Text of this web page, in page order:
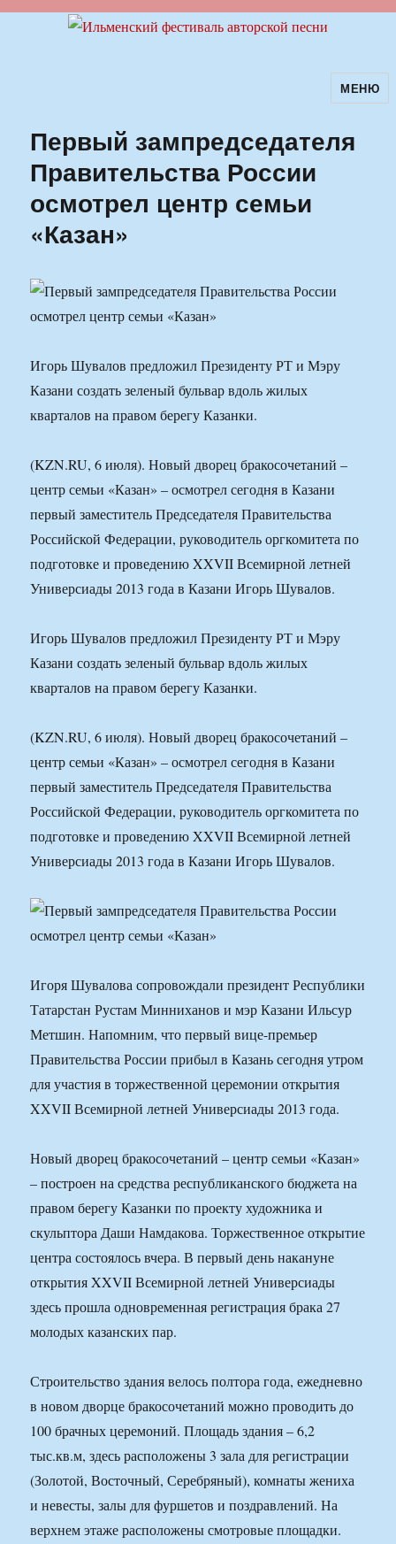
Ильменский фестиваль авторскойМЕНЮ
Первый зампредседателя
Правительства России
осмотрел центр семьи
«Казан»
Игорь Шувалов предложил Президенту РТ и Мэру
Казани создать зеленый бульвар вдоль жилых
кварталов на правом берегу Казанки.
(KZN.RU, 6 июля). Новый дворец бракосочетаний –
центр семьи «Казан» – осмотрел сегодня в Казани
первый заместитель Председателя Правительства
Российской Федерации, руководитель оргкомитета по
подготовке и проведению XXVII Всемирной летней
Универсиады 2013 года в Казани Игорь Шувалов.
Игорь Шувалов предложил Президенту РТ и Мэру
Казани создать зеленый бульвар вдоль жилых
кварталов на правом берегу Казанки.
(KZN.RU, 6 июля). Новый дворец бракосочетаний –
центр семьи «Казан» – осмотрел сегодня в Казани
первый заместитель Председателя Правительства
Российской Федерации, руководитель оргкомитета по
подготовке и проведению XXVII Всемирной летней
Универсиады 2013 года в Казани Игорь Шувалов.
Игоря Шувалова сопровождали президент Республики
Татарстан Рустам Минниханов и мэр Казани Ильсур
Метшин. Напомним, что первый вице-премьер
Правительства России прибыл в Казань сегодня утром
для участия в торжественной церемонии открытия
XXVII Всемирной летней Универсиады 2013 года.
Новый дворец бракосочетаний – центр семьи «Казан»
– построен на средства республиканского бюджета на
правом берегу Казанки по проекту художника и
скульптора Даши Намдакова. Торжественное открытие
центра состоялось вчера. В первый день накануне
открытия XXVII Всемирной летней Универсиады
здесь прошла одновременная регистрация брака 27
молодых казанских пар.
Строительство здания велось полтора года, ежедневно
в новом дворце бракосочетаний можно проводить до
100 брачных церемоний. Площадь здания – 6,2
тыс.кв.м, здесь расположены 3 зала для регистрации
(Золотой, Восточный, Серебряный), комнаты жениха
и невесты, залы для фуршетов и поздравлений. На
верхнем этаже расположены смотровые площадки.